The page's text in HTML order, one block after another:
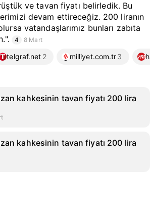
ve tavan fiyatı belirledik. Bu
devam ettireceğiz. 200 liranın
vatandaşlarımız bunları zabıta
4 8 Mart
telgraf.net 2 milliyet.com.tr3
kahkesinin tavan fiyatı 200 lira
kahkesinin tavan fiyatı 200 lira